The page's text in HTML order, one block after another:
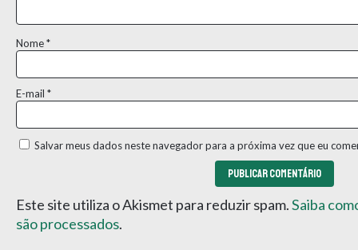
Nome*
E-mail *
Salvar meus dados neste navegador para a próxima vez que eu
Este site utiliza o Akismet para reduzir spam.Saiba
são processados.